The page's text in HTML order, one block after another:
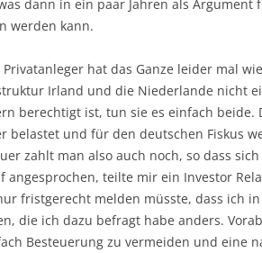
dann in ein paar Jahren als
werden kann.
Privatanleger hat das Ganze leider mal
Irland und die Niederlande nicht
berechtigt ist, tun sie es einfach beide.
belastet und für den deutschen Fiskus
zahlt man also auch noch, so dass
angesprochen, teilte mir ein Investor
fristgerecht melden müsste, dass ich
die ich dazu befragt habe anders.
Besteuerung zu vermeiden und eine